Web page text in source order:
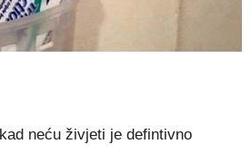
neću živjeti je defintivno